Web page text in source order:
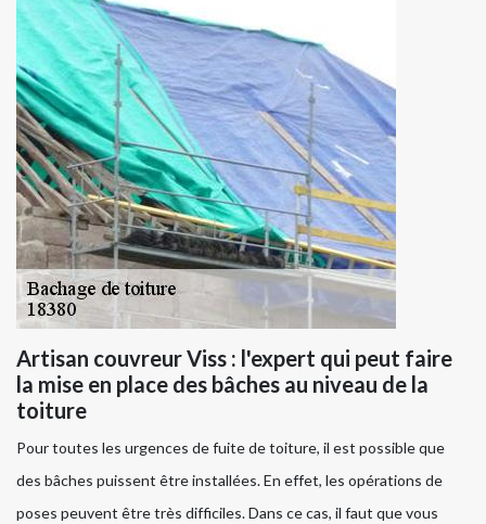
Artisan couvreur Viss : l'expert qui peut faire
la mise en place des bâches au niveau de la
toiture
Pour toutes les urgences de fuite de toiture, il est possible que
des bâches puissent être installées. En effet, les opérations de
poses peuvent être très difficiles. Dans ce cas, il faut que vous